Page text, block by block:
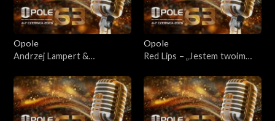
Opole
Andrzej Lampert &
samotny dom”
Opole
Red Lips – „Jestem twoim